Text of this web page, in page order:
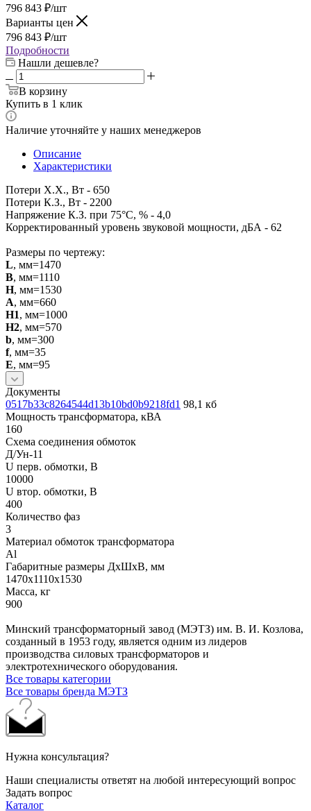
796 843 ₽/шт
Варианты цен
796 843 ₽/шт
Подробности
Нашли дешевле?
В корзину
Купить в 1 клик
Наличие уточняйте у наших менеджеров
Описание
Характеристики
Потери Х.Х., Вт - 650
Потери К.З., Вт - 2200
Напряжение К.З. при 75°С, % - 4,0
Корректированный уровень звуковой мощности, дБА - 62
Размеры по чертежу:
L, мм=1470
B, мм=1110
H, мм=1530
A, мм=660
H1, мм=1000
H2, мм=570
b, мм=300
f, мм=35
E, мм=95
Документы
0517b33c8264544d13b10bd0b9218fd1 98,1 кб
Мощность трансформатора, кВА
160
Схема соединения обмоток
Д/Ун-11
U перв. обмотки, В
10000
U втор. обмотки, В
400
Количество фаз
3
Материал обмоток трансформатора
Al
Габаритные размеры ДхШхВ, мм
1470х1110х1530
Масса, кг
900
Минский трансформаторный завод (МЭТЗ) им. В. И. Козлова,
созданный в 1953 году, является одним из лидеров
производства силовых трансформаторов и
электротехнического оборудования.
Все товары категории
Все товары бренда МЭТЗ
Нужна консультация?
Наши специалисты ответят на любой интересующий вопрос
Задать вопрос
Каталог